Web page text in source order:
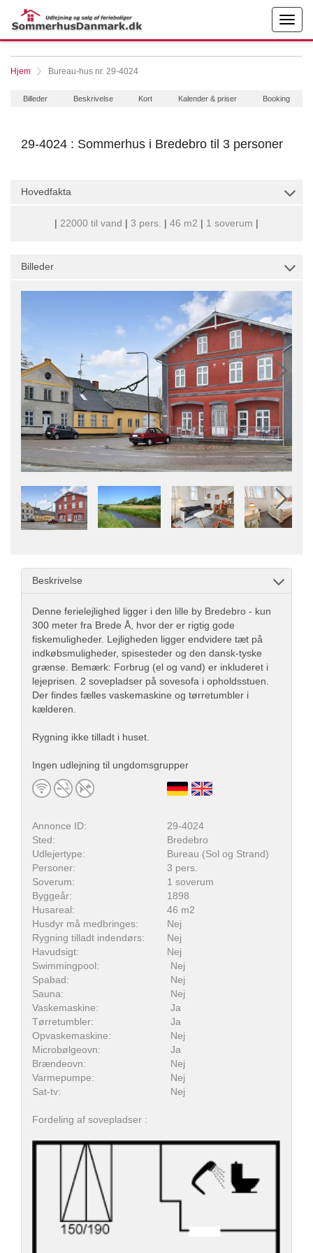
Hjem Bureau-hus nr. 29-4024
Billeder Beskrivelse Kort Kalender & priser Booking
29-4024 : Sommerhus i Bredebro til 3 personer
Hovedfakta
| 22000 til vand | 3 pers. | 46 m2 | 1 soverum |
Billeder
Beskrivelse
Denne ferielejlighed ligger i den lille by Bredebro - kun
300 meter fra Brede Å, hvor der er rigtig gode
fiskemuligheder. Lejligheden ligger endvidere tæt på
indkøbsmuligheder, spisesteder og den dansk-tyske
grænse. Bemærk: Forbrug (el og vand) er inkluderet i
lejeprisen. 2 sovepladser på sovesofa i opholdsstuen.
Der findes fælles vaskemaskine og tørretumbler i
kælderen.
Rygning ikke tilladt i huset.
Ingen udlejning til ungdomsgrupper
Annonce ID:
29-4024
Sted:
Bredebro
Udlejertype:
Bureau (Sol og Strand)
Personer:
3 pers.
Soverum:
1 soverum
Byggeår:
1898
Husareal:
46 m2
Husdyr må medbringes:
Nej
Rygning tilladt indendørs:
Nej
Havudsigt:
Nej
Swimmingpool:
Nej
Spabad:
Nej
Sauna:
Nej
Vaskemaskine:
Ja
Tørretumbler:
Ja
Opvaskemaskine:
Nej
Microbølgeovn:
Ja
Brændeovn:
Nej
Varmepumpe:
Nej
Sat-tv:
Nej
Fordeling af sovepladser :